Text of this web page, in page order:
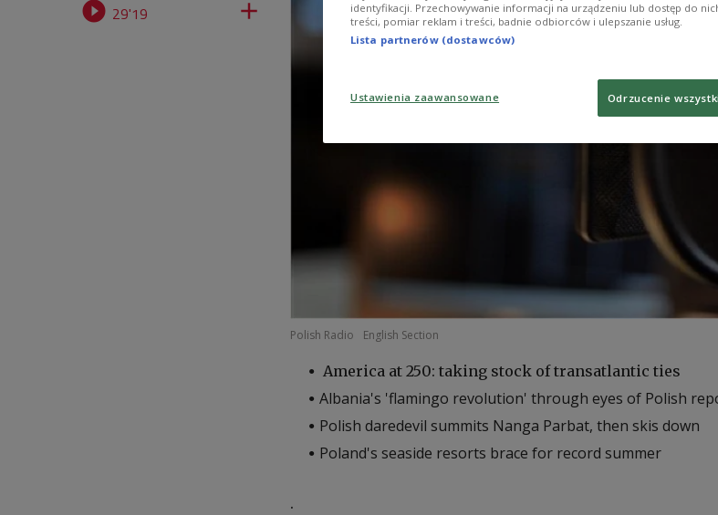
 29'19 
Polish Radio English Section
America at 250: taking stock of transatlantic ties
Albania's 'flamingo revolution' through eyes of Polish
Polish daredevil summits Nanga Parbat, then skis down
Poland's seaside resorts brace for record summer
.
identyfikacji. Przechowywanie informacji na urządzeniu lub dostęp do
treści, pomiar reklam i treści, badnie odbiorców i ulepszanie usług.
Lista partnerów (dostawców)
Ustawienia zaawansowane Odrzucenie